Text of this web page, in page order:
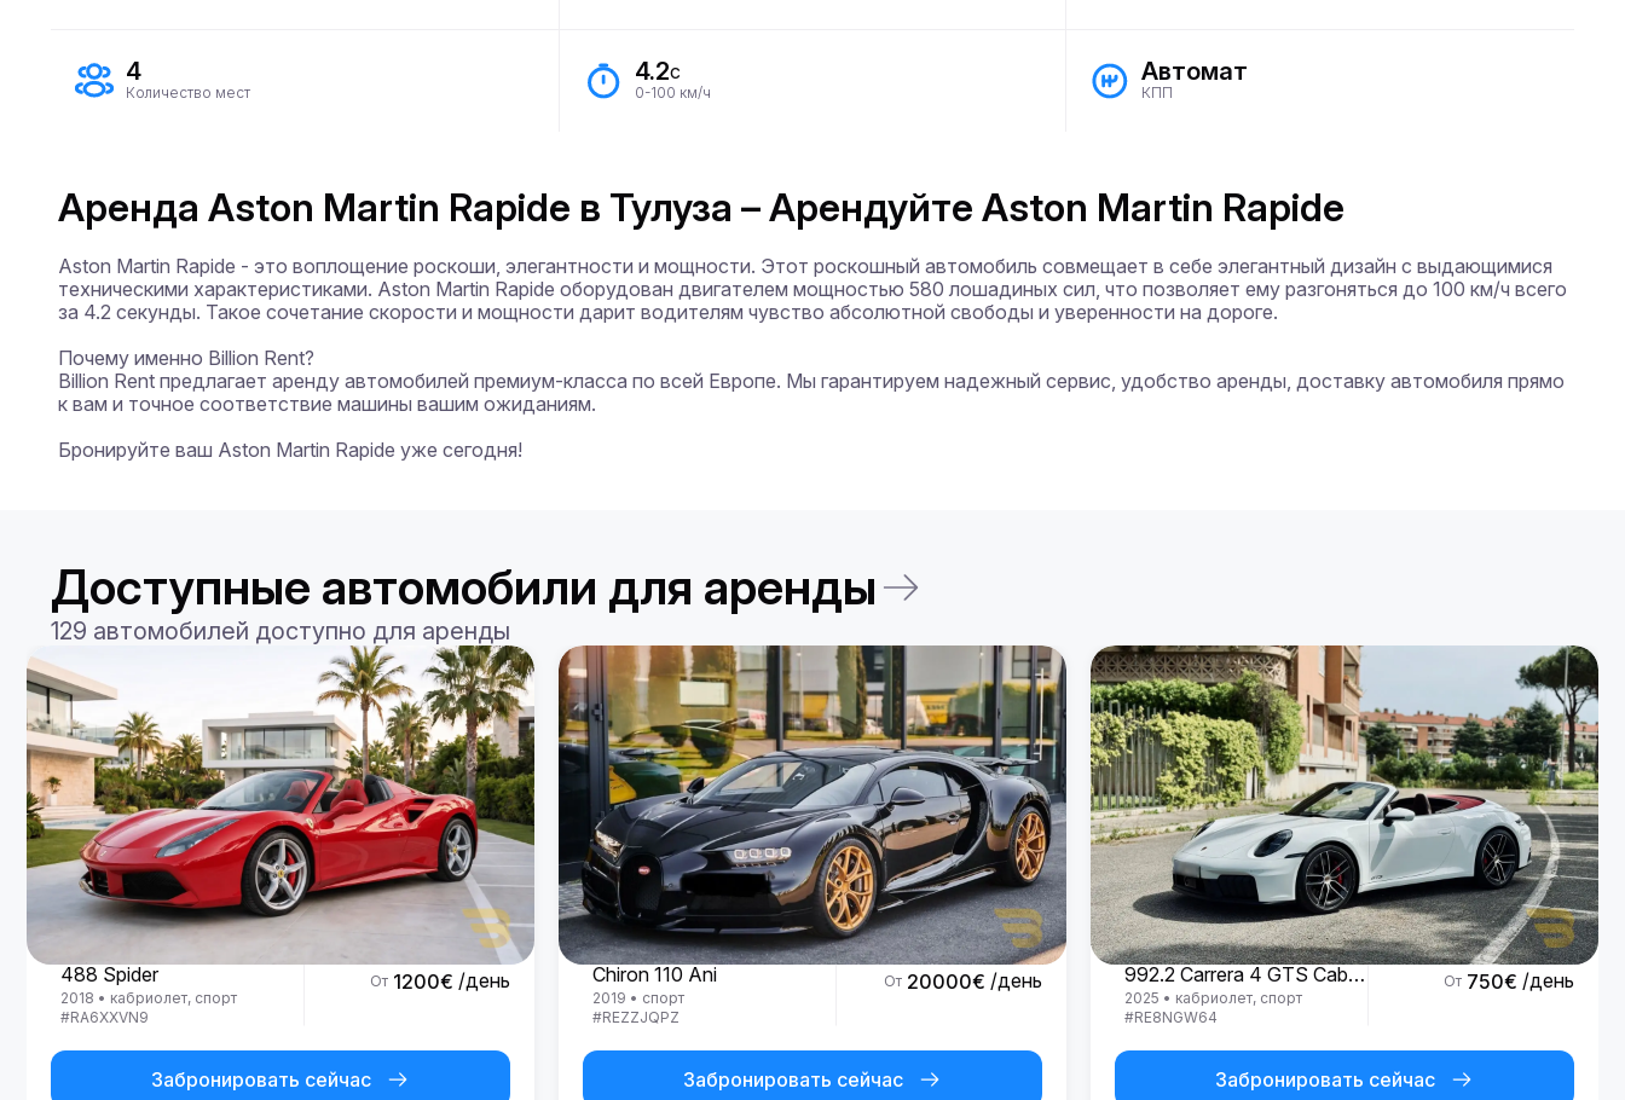
4
Количество мест
4.2с
0-100 км/ч
Автомат
КПП
Аренда Aston Martin Rapide в Тулуза – Арендуйте Aston Martin Rapide
Aston Martin Rapide - это воплощение роскоши, элегантности и мощности. Этот роскошный автомобиль совмещает в себе элегантный дизайн с выдающимися
техническими характеристиками. Aston Martin Rapide оборудован двигателем мощностью 580 лошадиных сил, что позволяет ему разгоняться до 100 км/ч всего
за 4.2 секунды. Такое сочетание скорости и мощности дарит водителям чувство абсолютной свободы и уверенности на дороге.
Почему именно Billion Rent?
Billion Rent предлагает аренду автомобилей премиум-класса по всей Европе. Мы гарантируем надежный сервис, удобство аренды, доставку автомобиля прямо
к вам и точное соответствие машины вашим ожиданиям.
Бронируйте ваш Aston Martin Rapide уже сегодня!
Доступные автомобили для аренды
129 автомобилей доступно для аренды
488 Spider
2018 • кабриолет, спорт
#RA6XXVN9
От 1200€ /день
Забронировать сейчас
Bugatti
Chiron 110 Ani
2019 • спорт
#REZZJQPZ
От 20000€ /день
Забронировать сейчас
Porsche
992.2 Carrera 4 GTS Cabrio '25
2025 • кабриолет, спорт
#RE8NGW64
От 750€ /день
Забронировать сейчас